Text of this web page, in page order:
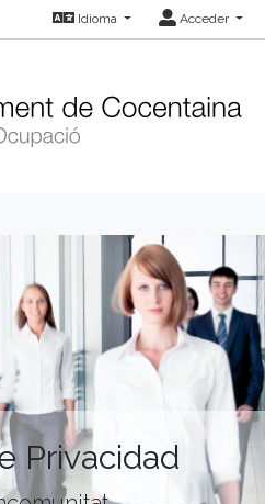
Idioma Acceder
Privacidad